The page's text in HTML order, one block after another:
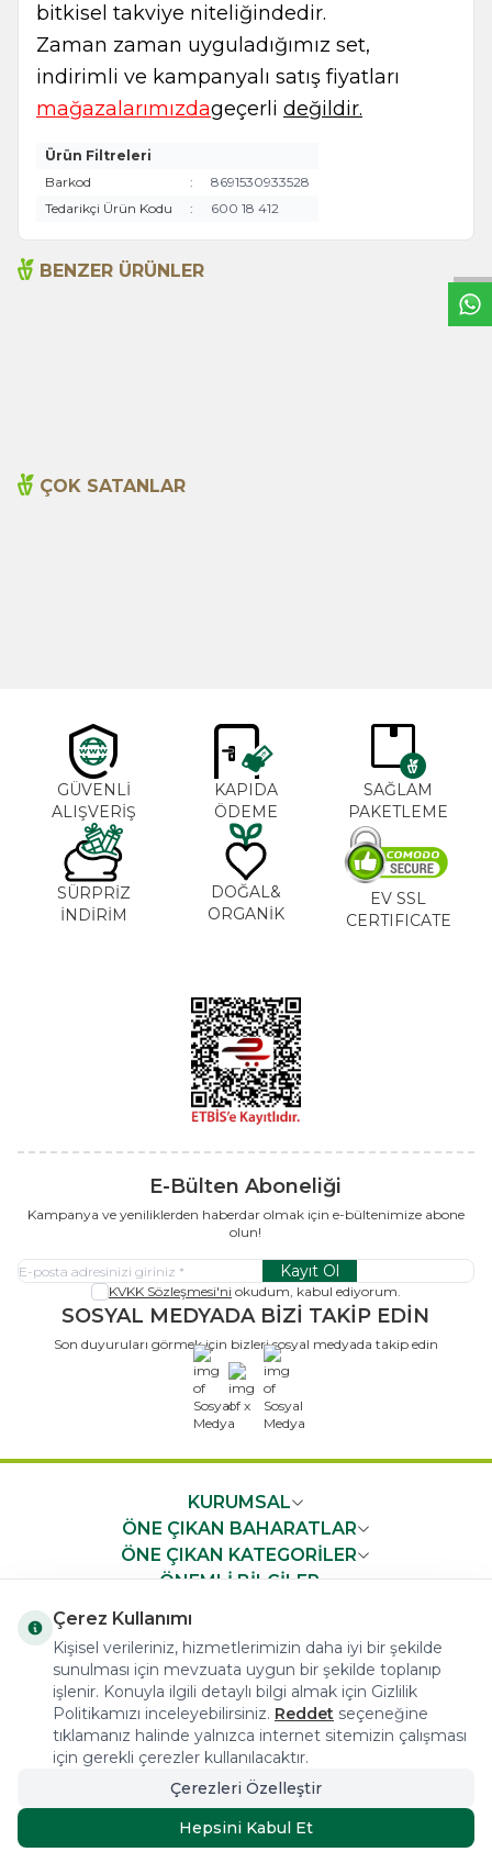
W
h
t
s
a
p
p
B
i
l
g
H
a
t
bitkisel takviye niteliğindedir.
Zaman zaman uyguladığımız set,
indirimli ve kampanyalı satış fiyatları
mağazalarımızdageçerli değildir.
Ürün Filtreleri
Barkod
:
8691530933528
Tedarikçi Ürün Kodu
: 600 18 412
BENZER ÜRÜNLER
ÇOK SATANLAR
GÜVENLİ
ALIŞVERİŞ
KAPIDA
ÖDEME
SAĞLAM
PAKETLEME
SÜRPRİZ
İNDİRİM
DOĞAL&
ORGANİK
EV SSL
CERTIFICATE
E-Bülten Aboneliği
Kampanya ve yeniliklerden haberdar olmak için e-bültenimize abone
olun!
Kayıt Ol
KVKK Sözleşmesi'ni okudum, kabul ediyorum.
SOSYAL MEDYADA BİZİ TAKİP EDİN
Son duyuruları görmek için bizleri sosyal medyada takip edin
x
KURUMSAL
ÖNE ÇIKAN BAHARATLAR
ÖNE ÇIKAN KATEGORİLER
ÖNEMLİ BİLGİLER
COPYRIGHT © 2023 arifoglu.com ALL RIGHTS RESERVED
Tasarım ve Reklam Danışmanlığı AJANSTEK
Çerez Kullanımı
Kişisel verileriniz, hizmetlerimizin daha iyi bir şekilde
sunulması için mevzuata uygun bir şekilde toplanıp
işlenir. Konuyla ilgili detaylı bilgi almak için Gizlilik
Politikamızı inceleyebilirsiniz. Reddet seçeneğine
tıklamanız halinde yalnızca internet sitemizin çalışması
için gerekli çerezler kullanılacaktır.
Çerezleri Özelleştir
Hepsini Kabul Et